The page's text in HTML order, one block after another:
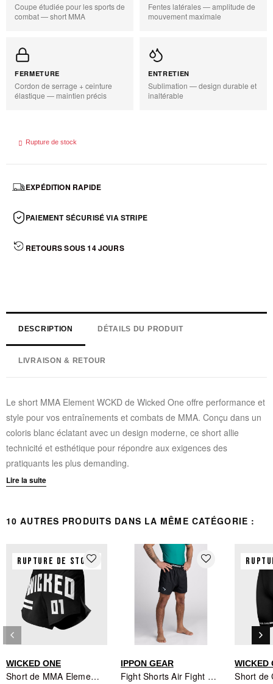
Coupe étudiée pour les sports de
combat — short MMA
Fentes latérales — amplitude de
mouvement maximale
FERMETURE
Cordon de serrage + ceinture
élastique — maintien précis
ENTRETIEN
Sublimation — design durable et
inaltérable
 Rupture de stock
EXPÉDITION RAPIDE
PAIEMENT SÉCURISÉ VIA STRIPE
RETOURS SOUS 14 JOURS
DESCRIPTION DÉTAILS DU PRODUIT
LIVRAISON & RETOUR
Le short MMA Element WCKD de Wicked One offre performance et
style pour vos entraînements et combats de MMA. Conçu dans un
coloris blanc éclatant avec un design moderne, ce short allie
technicité et esthétique pour répondre aux exigences des
pratiquants les plus demanding.
Tissu microfibre légère 100% polyester pour une liberté de
Impression par sublimation garantissant un design durable et
Fentes latérales pour une amplitude de mouvement maximale
Cordon de serrage et ceinture élastique pour un ajustement
personnalisé et précis
Coupe spécialement étudiée pour les sports de combat
Lire la suite
10 AUTRES PRODUITS DANS LA MÊME CATÉGORIE :
RUPTURE DE STOCK
favorite_border
WICKED ONE
Short de MMA Element Rush Noir - Wicked One
favorite_border
IPPON GEAR
Fight Shorts Air Fight - Ippongear
WICKED
Précédent
keyboard_arrow_left keyboard_arrow_right